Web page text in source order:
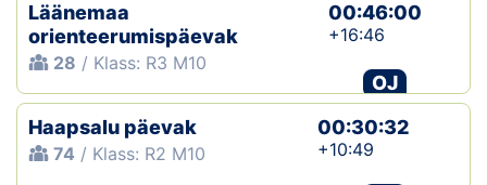
Läänemaa
orienteerumispäevak
28 / Klass: R3 M10
00:46:00
+16:46
OJ
Haapsalu päevak
74 / Klass: R2 M10
00:30:32
+10:49